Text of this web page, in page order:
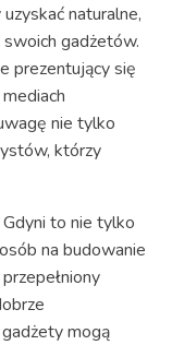
naturalne,
gadżetów.
prezentujący się
nie tylko
którzy
to nie tylko
na budowanie
mogą